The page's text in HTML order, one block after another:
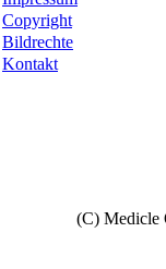
Copyright
Bildrechte
Kontakt
(C) Medicle